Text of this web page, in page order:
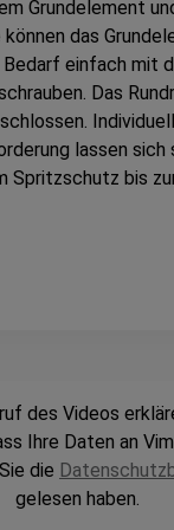
Grundelement
das
einfach mit
Das
lassen sich
Spritzschutz bis
des Videos
Ihre Daten an
die
gelesen haben.